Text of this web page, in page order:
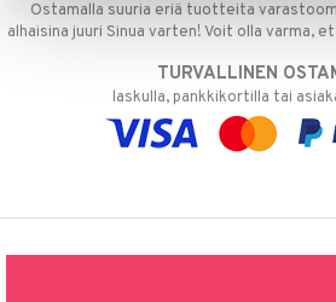
Ostamalla suuria eriä tuotteita
alhaisina juuri Sinua varten! Voit olla varma,
TURVALLINEN
laskulla, pankkikortilla tai